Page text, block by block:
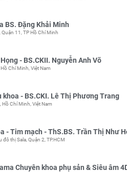
BS. Đặng Khải Minh
11, TP Hồ Chí Minh
- BS.CKII. Nguyễn Anh Võ
Chí Minh, Việt Nam
khoa - BS.CKI. Lê Thị Phương Trang
Chí Minh, Việt Nam
- Tim mạch - ThS.BS. Trần Thị Như
thị Sala, Quận 2, TP.HCM
Chuyên khoa phụ sản & Siêu âm